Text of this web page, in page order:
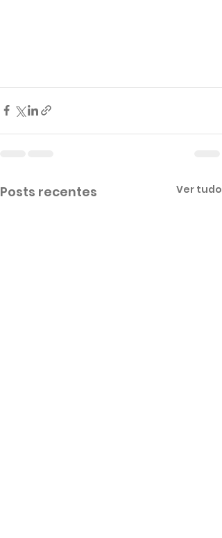
Posts recentes Ver tudo